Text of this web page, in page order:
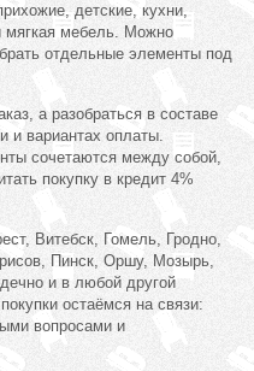
детские, кухни,
мебель. Можно
отдельные элементы под
а разобраться в составе
и вариантах оплаты.
сочетаются между собой,
покупку в кредит 4%
Витебск, Гомель, Гродно,
Пинск, Оршу, Мозырь,
и в любой другой
остаёмся на связи:
вопросами и